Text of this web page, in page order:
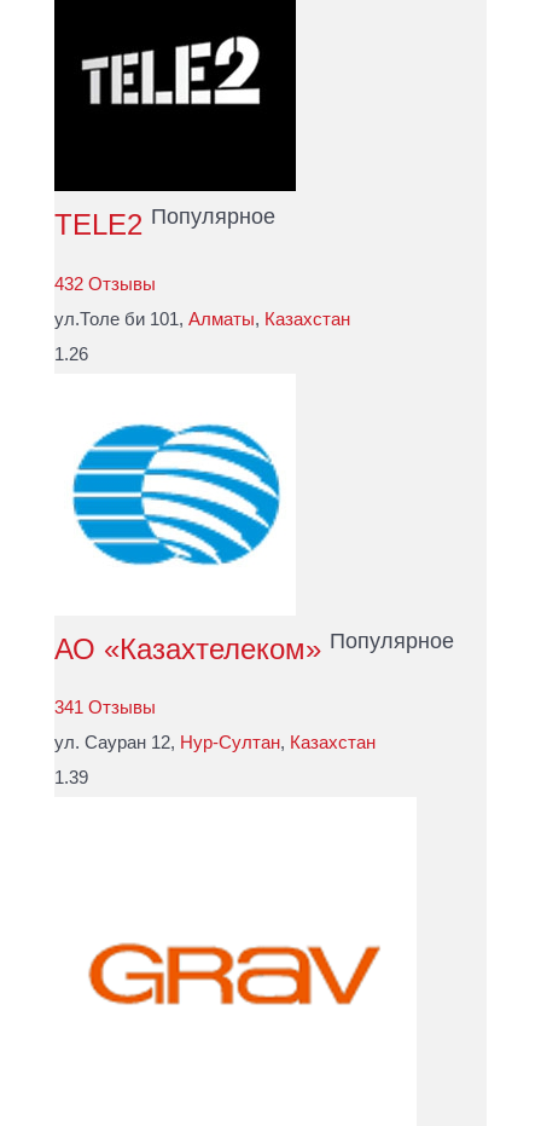
TELE2 Популярное
432 Отзывы
ул.Толе би 101, Алматы, Казахстан
1.26
АО «Казахтелеком» Популярное
341 Отзывы
ул. Сауран 12, Нур-Султан, Казахстан
1.39